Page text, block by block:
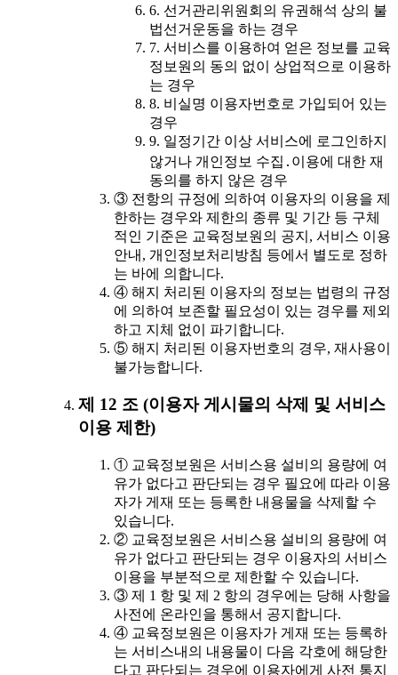
6. 선거관리위원회의 유권해석 상의 불
법선거운동을 하는 경우
7. 서비스를 이용하여 얻은 정보를 교육
정보원의 동의 없이 상업적으로 이용하
는 경우
8. 비실명 이용자번호로 가입되어 있는
경우
9. 일정기간 이상 서비스에 로그인하지
않거나 개인정보 수집․이용에 대한 재
동의를 하지 않은 경우
③ 전항의 규정에 의하여 이용자의 이용을 제
한하는 경우와 제한의 종류 및 기간 등 구체
적인 기준은 교육정보원의 공지, 서비스 이용
안내, 개인정보처리방침 등에서 별도로 정하
는 바에 의합니다.
④ 해지 처리된 이용자의 정보는 법령의 규정
에 의하여 보존할 필요성이 있는 경우를 제외
하고 지체 없이 파기합니다.
⑤ 해지 처리된 이용자번호의 경우, 재사용이
불가능합니다.
제 12 조 (이용자 게시물의 삭제 및 서비스
이용 제한)
① 교육정보원은 서비스용 설비의 용량에 여
유가 없다고 판단되는 경우 필요에 따라 이용
자가 게재 또는 등록한 내용물을 삭제할 수
있습니다.
② 교육정보원은 서비스용 설비의 용량에 여
유가 없다고 판단되는 경우 이용자의 서비스
이용을 부분적으로 제한할 수 있습니다.
③ 제 1 항 및 제 2 항의 경우에는 당해 사항을
사전에 온라인을 통해서 공지합니다.
④ 교육정보원은 이용자가 게재 또는 등록하
는 서비스내의 내용물이 다음 각호에 해당한
다고 판단되는 경우에 이용자에게 사전 통지